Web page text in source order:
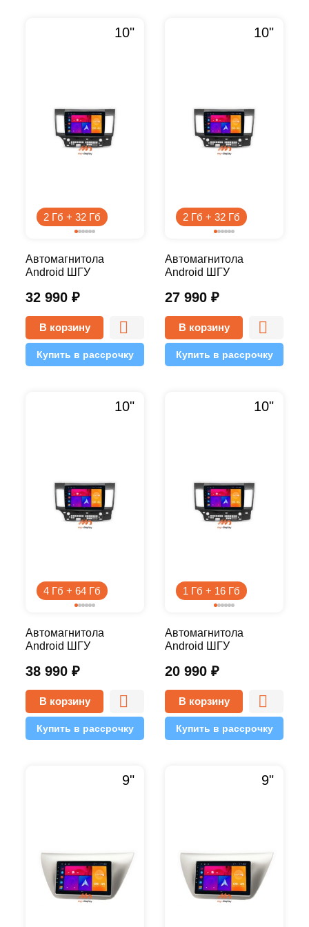
2 Гб + 32 Гб
10"
32 990 ₽
Автомагнитола
Android ШГУ
2015-2018 10 дюймов -
В корзину
Купить в рассрочку
2 Гб + 32 Гб
10"
27 990 ₽
Автомагнитола
Android ШГУ
2015-2018 10 дюймов -
В корзину
Купить в рассрочку
4 Гб + 64 Гб
10"
38 990 ₽
Автомагнитола
Android ШГУ
2015-2018 10 дюймов -
В корзину
Купить в рассрочку
1 Гб + 16 Гб
10"
20 990 ₽
Автомагнитола
Android ШГУ
2015-2018 10 дюймов -
В корзину
Купить в рассрочку
9" 9"